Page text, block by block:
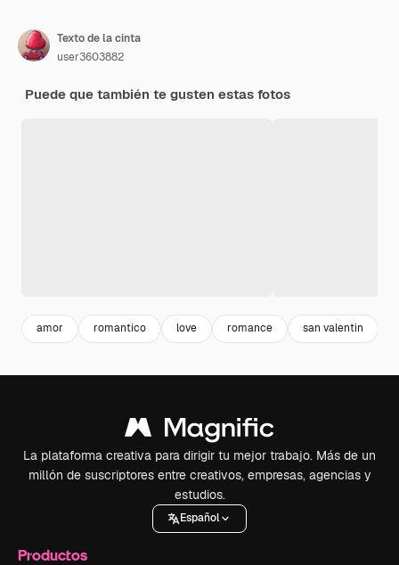
Texto de la cinta
user3603882
Puede que también te gusten estas fotos
amor romantico love romance san valentin
La plataforma creativa para dirigir tu mejor trabajo. Más de un
millón de suscriptores entre creativos, empresas, agencias y
estudios.
Español
Productos